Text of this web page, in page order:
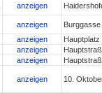
anzeigen
anzeigen
anzeigen
anzeigen
anzeigen
anzeigen 10.